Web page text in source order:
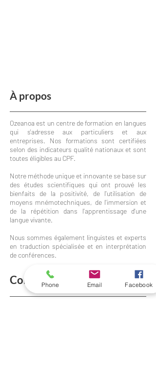
À propos
Ozeanoa est un centre de formation en langues
qui s'adresse aux particuliers et aux
entreprises. Nos formations sont certifiées
selon des indicateurs qualité nationaux et sont
toutes éligibles au CPF.
Notre méthode unique et innovante se base sur
des études scientifiques qui ont prouvé les
bienfaits de la positivité, de l'utilisation de
moyens mnémotechniques, de l'immersion et
de la répétition dans l'apprentissage d'une
langue vivante.
Nous sommes également linguistes et experts
en traduction spécialisée et en interprétation
de conférences.
ContactPhone Email Facebook